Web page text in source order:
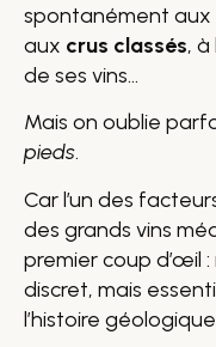
spontanément aux
aux crus classés, à
de ses vins…
Mais on oublie
pieds.
Car l’un des
des grands vins
premier coup d’œil :
discret, mais
l’histoire